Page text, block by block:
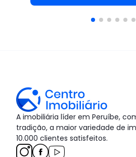
A imobiliária líder em Peruíbe,
tradição, a maior variedade de
10.000 clientes satisfeitos.